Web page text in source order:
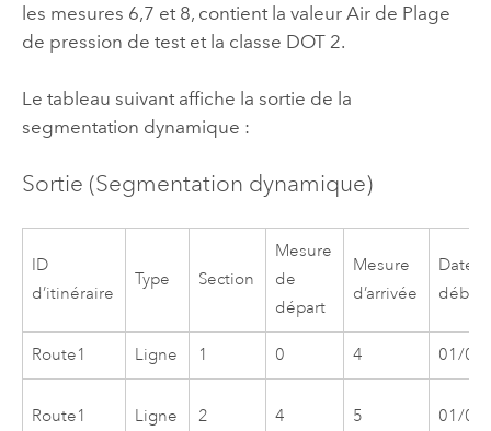
les mesures 6,7 et 8, contient la valeur Air de Plage
de pression de test et la classe DOT 2.
Le tableau suivant affiche la sortie de la
segmentation dynamique :
Sortie (Segmentation dynamique)
ID
d’itinéraire
Type Section
Mesure
de
départ
Mesure
d’arrivée
Date
début
Route1 Ligne 1 0 4 01/
Route1 Ligne 2 4 5 01/